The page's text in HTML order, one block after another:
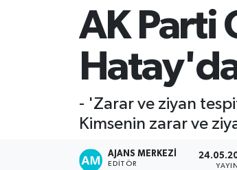
AK Parti
- 'Zarar ve ziyan
Kimsenin zarar ve
AJANS MERKEZI
EDITÖR
MAGAZİN
RESMİ İLANLAR
Osmaniye Trafik Yoğunluk Haritası
Süper Lig Puan Durumu ve Fikstür
Tüm Manşetler
Son Dakika Haberleri
Haber Arşivi